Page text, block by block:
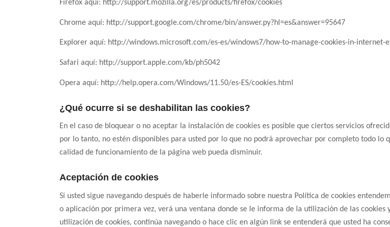
Firefox aquí: http://support.mozilla.org/es/products/firefox/cookies
Chrome aquí: http://support.google.com/chrome/bin/answer.py?hl=es&answer=95647
Explorer aquí: http://windows.microsoft.com/es-es/windows7/how-to-manage-cookies-in-internet-
Safari aquí: http://support.apple.com/kb/ph5042
Opera aquí: http://help.opera.com/Windows/11.50/es-ES/cookies.html
¿Qué ocurre si se deshabilitan las cookies?
En el caso de bloquear o no aceptar la instalación de cookies es posible que ciertos servicios
por lo tanto, no estén disponibles para usted por lo que no podrá aprovechar por completo todo lo
calidad de funcionamiento de la página web pueda disminuir.
Aceptación de cookies
Si usted sigue navegando después de haberle informado sobre nuestra Política de cookies
o aplicación por primera vez, verá una ventana donde se le informa de la utilización de las
utilización de cookies, continúa navegando o hace clic en algún link se entenderá que usted ha